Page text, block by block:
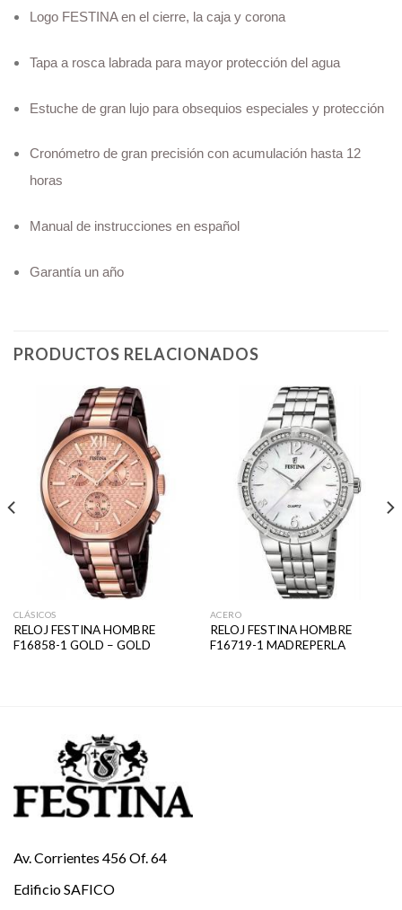
Logo FESTINA en el cierre, la caja y corona
Tapa a rosca labrada para mayor protección del agua
Estuche de gran lujo para obsequios especiales y protección
Cronómetro de gran precisión con acumulación hasta 12
horas
Manual de instrucciones en español
Garantía un año
PRODUCTOS RELACIONADOS
CLÁSICOS
RELOJ FESTINA HOMBRE
F16858-1 GOLD – GOLD
ACERO
RELOJ FESTINA HOMBRE
F16719-1 MADREPERLA
Av. Corrientes 456 Of. 64
Edificio SAFICO